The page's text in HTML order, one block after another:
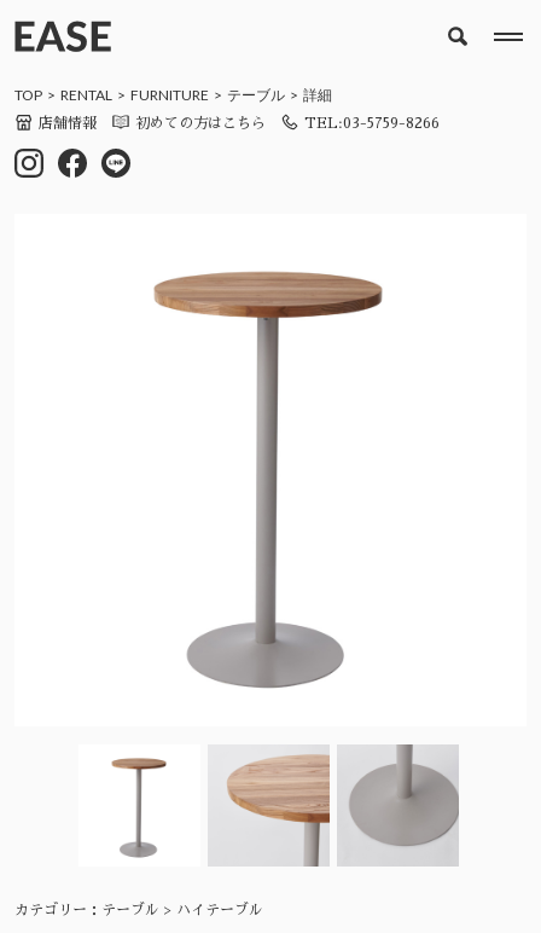
TOP RENTAL FURNITURE テーブル 詳細
店舗情報 初めての方はこちら TEL:03-5759-8266
カテゴリー： テーブル > ハイテーブル